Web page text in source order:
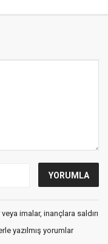
imalar, inançlara saldırı
yazılmış yorumlar